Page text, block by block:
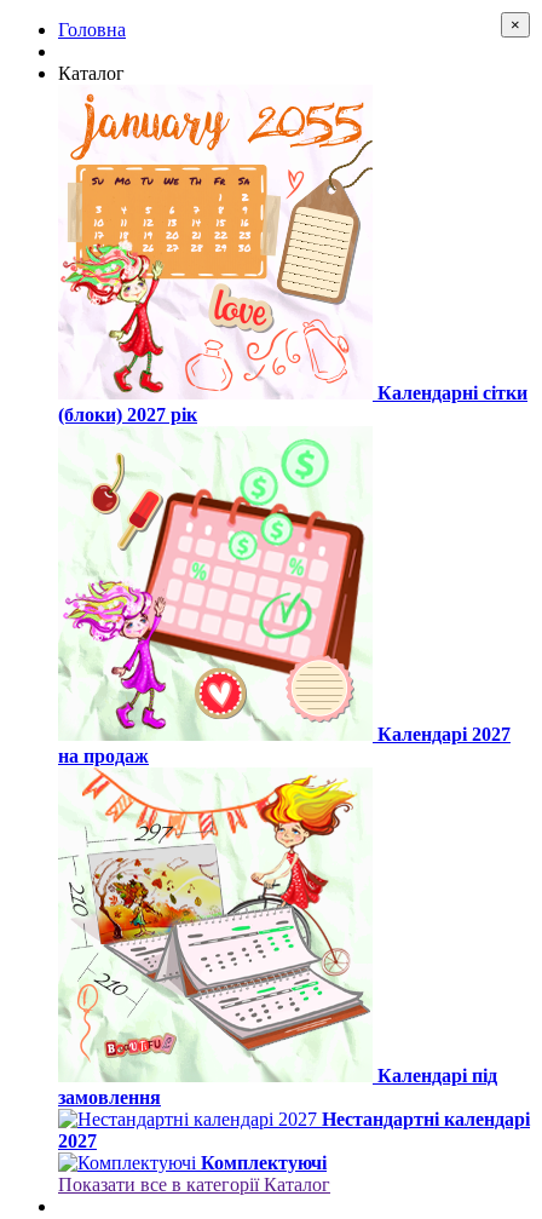
Головна
Каталог
Календарні сітки
(блоки) 2027 рік
Календарі 2027
на продаж
Календарі під
замовлення
Нестандартні календарі
2027
Комплектуючі
Показати все в категорії Каталог
×